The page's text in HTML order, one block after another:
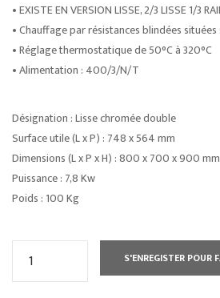
• EXISTE EN VERSION LISSE, 2/3 LISSE 1/3
• Chauffage par résistances blindées
• Réglage thermostatique de 50°C à 320°C
• Alimentation : 400/3/N/T
Désignation : Lisse chromée double
Surface utile (L x P) : 748 x 564 mm
Dimensions (L x P x H) : 800 x 700 x 900 mm
Puissance : 7,8 Kw
Poids : 100 Kg
S'ENREGISTER POUR